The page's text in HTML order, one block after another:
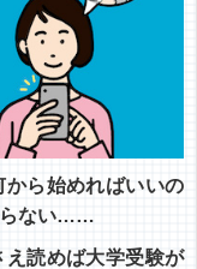
ら始めればいいの
らない……
読めば大学受験が